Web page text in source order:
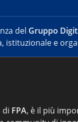
del Gruppo
istituzionale e
di FPA, è il più